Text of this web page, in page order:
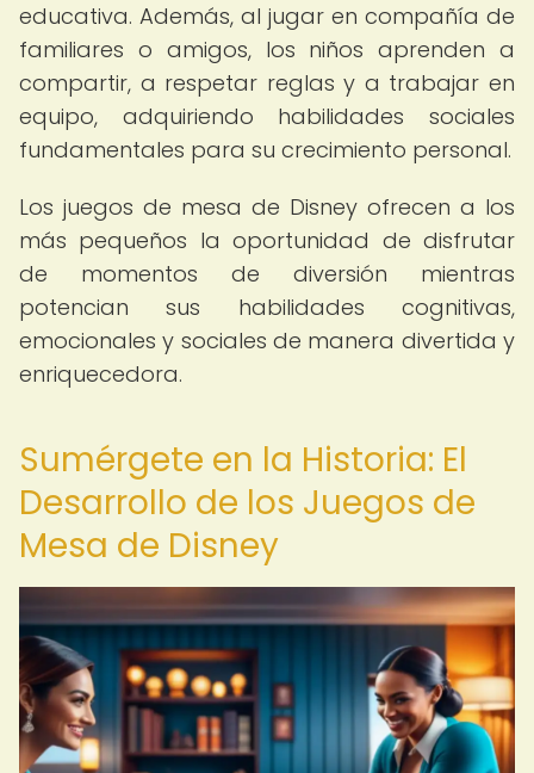
educativa. Además, al jugar en compañía de
familiares o amigos, los niños aprenden a
compartir, a respetar reglas y a trabajar en
equipo, adquiriendo habilidades sociales
fundamentales para su crecimiento personal.
Los juegos de mesa de Disney ofrecen a los
más pequeños la oportunidad de disfrutar
de momentos de diversión mientras
potencian sus habilidades cognitivas,
emocionales y sociales de manera divertida y
enriquecedora.
Sumérgete en la Historia: El
Desarrollo de los Juegos de
Mesa de Disney